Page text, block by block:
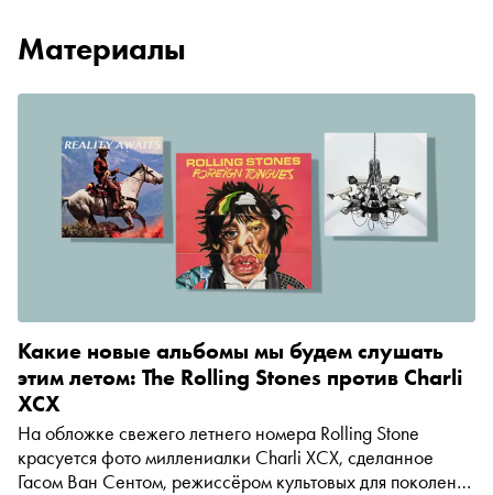
Материалы
Какие новые альбомы мы будем слушать
этим летом: The Rolling Stones против Charli
XCX
На обложке свежего летнего номера Rolling Stone
красуется фото миллениалки Charli XCX, сделанное
Гасом Ван Сентом, режиссёром культовых для поколения